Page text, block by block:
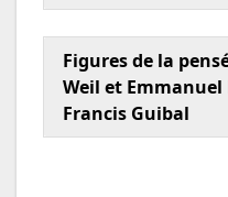
Figures de la
Weil et
Francis Guibal